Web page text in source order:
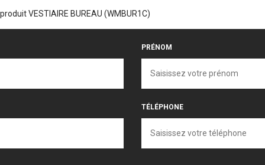
PRÉNOM
TÉLÉPHONE